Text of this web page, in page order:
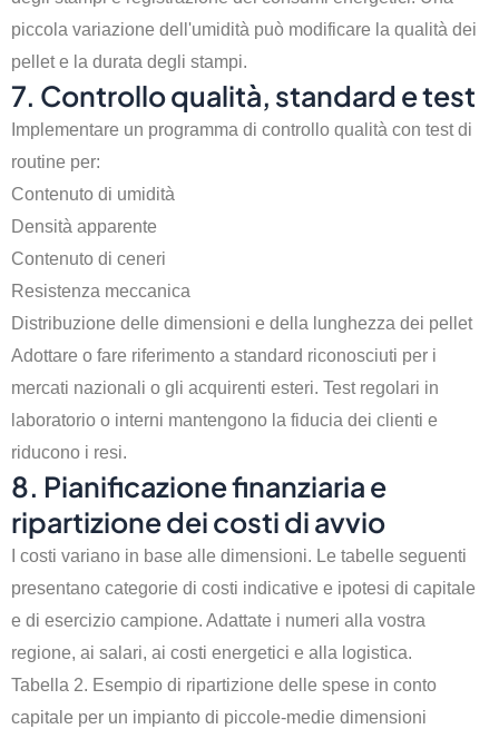
piccola variazione dell'umidità può modificare la qualità dei
pellet e la durata degli stampi.
7. Controllo qualità, standard e test
Implementare un programma di controllo qualità con test di
routine per:
Contenuto di umidità
Densità apparente
Contenuto di ceneri
Resistenza meccanica
Distribuzione delle dimensioni e della lunghezza dei pellet
Adottare o fare riferimento a standard riconosciuti per i
mercati nazionali o gli acquirenti esteri. Test regolari in
laboratorio o interni mantengono la fiducia dei clienti e
riducono i resi.
8. Pianificazione finanziaria e
ripartizione dei costi di avvio
I costi variano in base alle dimensioni. Le tabelle seguenti
presentano categorie di costi indicative e ipotesi di capitale
e di esercizio campione. Adattate i numeri alla vostra
regione, ai salari, ai costi energetici e alla logistica.
Tabella 2. Esempio di ripartizione delle spese in conto
capitale per un impianto di piccole-medie dimensioni